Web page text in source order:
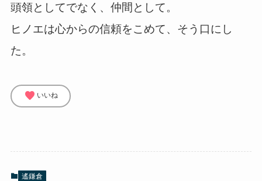
頭領としてでなく、仲間として。
ヒノエは心からの信頼をこめて、そう口にし
た。
favorite いいね
遙鎌倉